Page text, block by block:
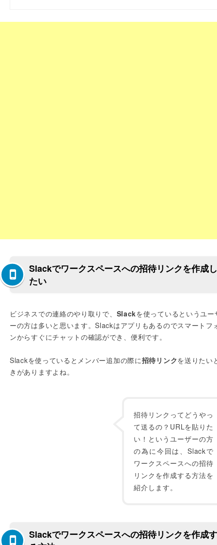
Slackでワークスペースへの招待リンクを作成し
たい
ビジネスでの連絡のやり取りで、 Slackを使っているというユー
ーの方は多いと思います。Slackはアプリもあるのでスマートフ
ンからすぐにチャットの確認ができ、便利です。
Slackを使っているとメンバー追加の際に招待リンクを送りたい
きがありますよね。
招待リンクってどうやっ
て送るの？URLを貼りた
い！というユーザーの方
の為に今回は、Slackで
ワークスペースへの招待
リンクを作成する方法を
紹介します。
Slackでワークスペースへの招待リンクを作成す